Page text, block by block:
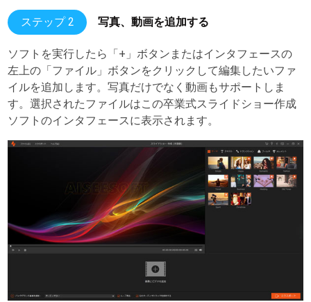
ステップ 2 写真、動画を追加する
ソフトを実行したら「+」ボタンまたはインタフェースの
左上の「ファイル」ボタンをクリックして編集したいファ
イルを追加します。写真だけでなく動画もサポートしま
す。選択されたファイルはこの卒業式スライドショー作成
ソフトのインタフェースに表示されます。